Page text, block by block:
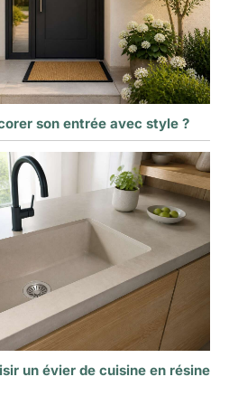
son entrée avec style ?
un évier de cuisine en résine